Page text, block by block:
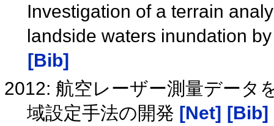
Investigation of a terrain
landside waters inundation
[Bib]
2012: 航空レーザー測量データ
域設定手法の開発 [Net] [Bib]